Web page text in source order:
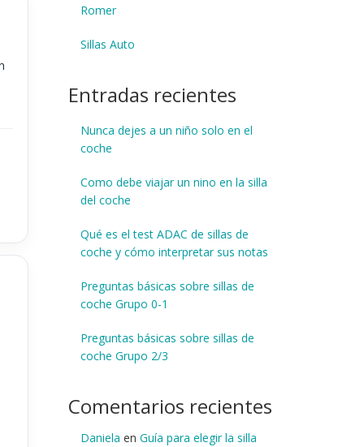
Romer
Sillas Auto
Entradas recientes
Nunca dejes a un niño solo en el
coche
Como debe viajar un nino en la silla
del coche
Qué es el test ADAC de sillas de
coche y cómo interpretar sus notas
Preguntas básicas sobre sillas de
coche Grupo 0-1
Preguntas básicas sobre sillas de
coche Grupo 2/3
Comentarios recientes
Daniela en Guía para elegir la silla